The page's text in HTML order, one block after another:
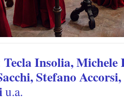
Tecla Insolia, Michele
Stefano
u.a.